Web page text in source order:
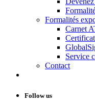
Formalités
Carnet
Service
Contact
Follow us